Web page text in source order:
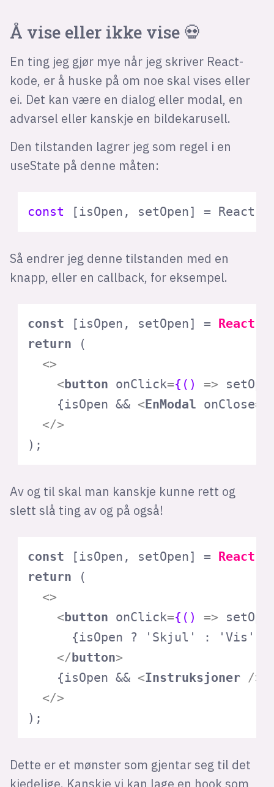
Å vise eller ikke vise 💀
En ting jeg gjør mye når jeg skriver React-
kode, er å huske på om noe skal vises eller
ei. Det kan være en dialog eller modal, en
advarsel eller kanskje en bildekarusell.
Den tilstanden lagrer jeg som regel i en
useState på denne måten:
const [isOpen, setOpen] = React.
Så endrer jeg denne tilstanden med en
knapp, eller en callback, for eksempel.
const [isOpen, setOpen] = React
return (
<>
<button onClick={() =>
    {isOpen &&
<EnModal onClose=
</>
);
Av og til skal man kanskje kunne rett og
slett slå ting av og på også!
const [isOpen, setOpen] = React
return (
<>
<button onClick={() =>
{isOpen ? 'Skjul' : 'Vis'}
</button>
    {isOpen &&
<Instruksjoner />
</>
);
Dette er et mønster som gjentar seg til det
kjedelige. Kanskje vi kan lage en hook som